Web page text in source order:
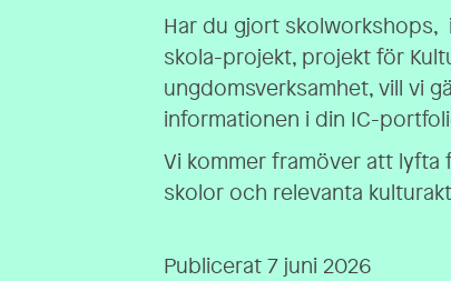
Har du gjort skolworkshops,
skola-projekt, projekt för
ungdomsverksamhet, vill vi
informationen i din IC-
Vi kommer framöver att lyfta
skolor och relevanta
Publicerat 7 juni 2026